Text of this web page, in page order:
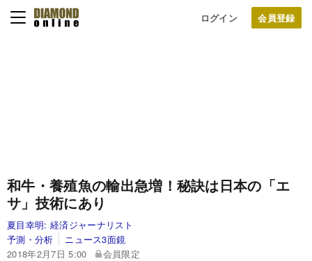
ログイン
和牛・養殖魚の輸出急増！秘訣は日本の「エ
サ」技術にあり
夏目幸明: 経済ジャーナリスト
予測・分析
ニュース3面鏡
2018年2月7日 5:00
会員限定